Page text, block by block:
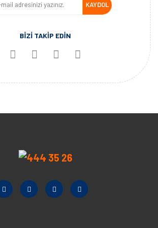
KAYDOL
BİZİ TAKİP EDİN